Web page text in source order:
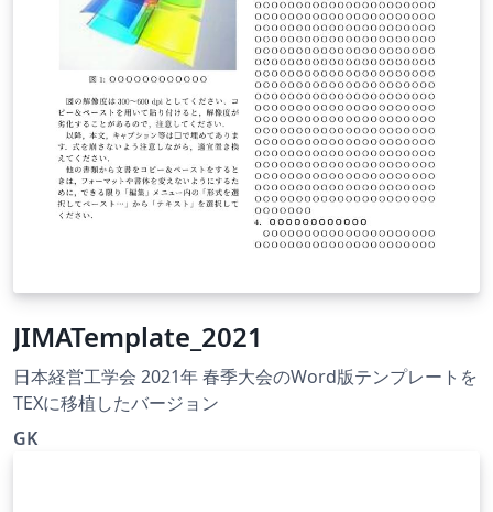
JIMATemplate_2021
日本経営工学会 2021年 春季大会のWord版テンプレートを
TEXに移植したバージョン
GK